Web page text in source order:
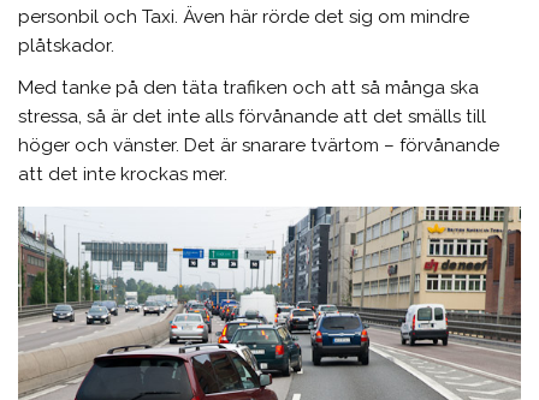
personbil och Taxi. Även här rörde det sig om mindre
plåtskador.
Med tanke på den täta trafiken och att så många ska
stressa, så är det inte alls förvånande att det smälls till
höger och vänster. Det är snarare tvärtom – förvånande
att det inte krockas mer.